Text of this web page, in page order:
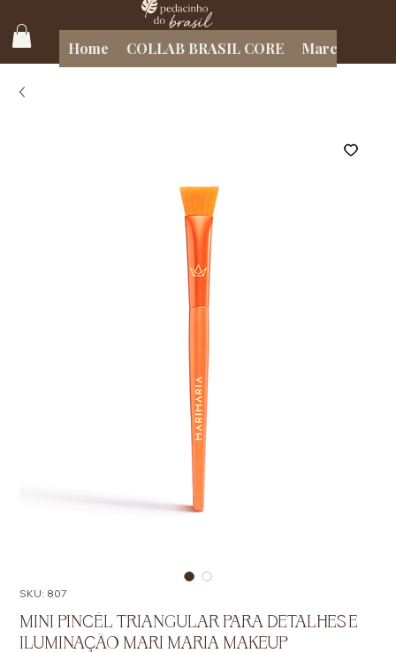
Home COLLAB BRASIL CORE Marcas
SKU: 807
MINI PINCÉL TRIANGULAR PARA DETALHES E
ILUMINAÇÃO MARI MARIA MAKEUP